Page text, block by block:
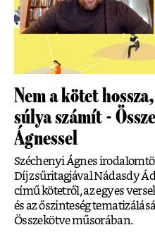
Nem a kötet
súlya számít -
Ágnessel
Széchenyi Ágnes
Díj zsűritagjával Nádasdy
című kötetről, az egyes
és az őszinteség
Összekötve műsorában.